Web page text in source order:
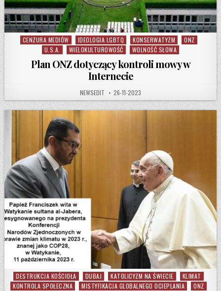
Posted in
CENZURA MEDIÓW IDEOLOGIA LGBTQ KONSERWATYZM
ONZ
U.S.A.
WIELOKULTUROWOŚĆ WOLNOŚĆ SŁOWA
Plan ONZ dotyczący kontroli mowy w
Internecie
AUTHOR:
NEWSEDIT PUBLISHED DATE:
26-11-2023
Posted in
DESTRUKCJA KOŚCIOŁA DUBAJ KATOLICYZM NA ŚWIECIE
KLIMAT
KONTROLA SPOŁECZNA
MISTYFIKACJA GLOBALNEGO OCIEPLANIA
ONZ